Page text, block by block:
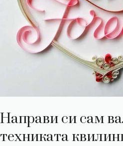
Направи си сам
техниката